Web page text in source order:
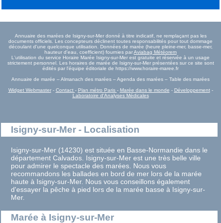
Annuaire des marées de Isigny-sur-Mer donné à titre indicatif, ne remplaçant pas les
documents officiels. Les concepteurs déclinent toutes responsabilités pour tout dommage
découlant d'une quelconque utilisation. Données de marée (heure pleine-mer, basse-mer,
hauteur d'eau, coefficient) fournies parAviabag Météorem
L'utilisation du service Horaire Marée Isigny-sur-Mer est gratuite et réservée à un usage
strictement personnel. Les horaires de marée de Isigny-sur-Mer présentées sur ce site sont
édités par l'équipe éditoriale de https://www.horaire-maree.fr
Annuaire de marée – Almanach des marées – Agenda des marées – Table des marées
Widget Webmaster- Contact - Plan métro Paris - Marée dans le monde - Développement-
Laboratoire d'Analyses Médicales
Isigny-sur-Mer - Localisation
Isigny-sur-Mer (14230) est située en Basse-Normandie dans le
département Calvados. Isigny-sur-Mer est une très belle ville
pour admirer le spectacle des marées. Nous vous
recommandons les ballades en bord de mer lors de la marée
haute à Isigny-sur-Mer. Nous vous conseillons également
d'essayer la pêche à pied lors de la marée basse à Isigny-sur-
Mer.
Marée à Isigny-sur-Mer